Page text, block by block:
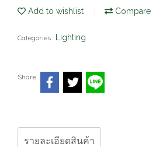
Add to wishlist Compare
Categories : Lighting
Share
รายละเอียดสินค้า